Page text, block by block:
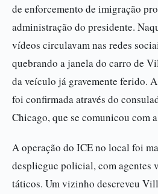
de enforcemento de imigração
administração do presidente.
vídeos circulavam nas redes
quebrando a janela do carro de
da veículo já gravemente ferido.
foi confirmada através do
Chicago, que se comunicou com
A operação do ICE no local foi
despliegue policial, com agentes
táticos. Um vizinho descreveu